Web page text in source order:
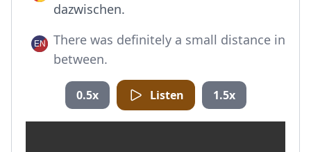
dazwischen.
There was definitely a small distance in
between.
0.5x Listen 1.5x